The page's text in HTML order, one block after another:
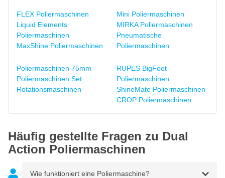
FLEX Poliermaschinen
Liquid Elements
Poliermaschinen
MaxShine Poliermaschinen
Mini Poliermaschinen
MIRKA Poliermaschinen
Pneumatische
Poliermaschinen
Poliermaschinen 75mm
Poliermaschinen Set
Rotationsmaschinen
RUPES BigFoot-
Poliermaschinen
ShineMate Poliermaschinen
CROP Poliermaschinen
Häufig gestellte Fragen zu Dual
Action Poliermaschinen
Wie funktioniert eine Poliermaschine?